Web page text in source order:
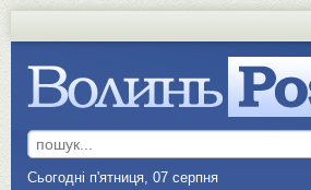
Сьогодні п'ятниця, 07 серпня